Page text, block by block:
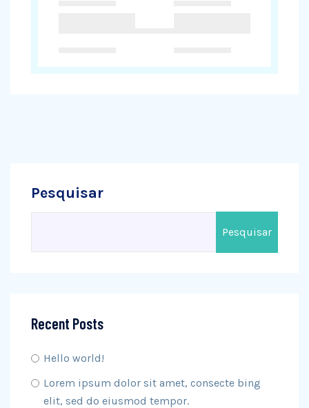
Pesquisar
Pesquisar
Recent Posts
Hello world!
Lorem ipsum dolor sit amet, consecte bing
elit, sed do eiusmod tempor.